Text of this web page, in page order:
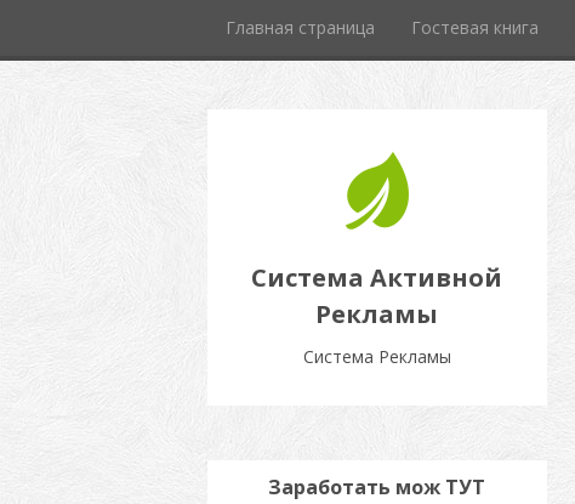
Главная страница Гостевая книга
Система Активной
Рекламы
Система Рекламы
Заработать мож ТУТ